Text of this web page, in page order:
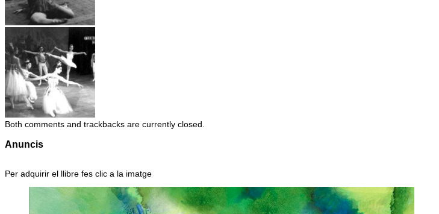
Both comments and trackbacks are currently closed.
Anuncis
Per adquirir el llibre fes clic a la imatge